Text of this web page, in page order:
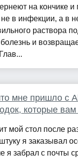
на кончике и
в инфекции, а в
раствора
и
мне пришло с
которые вам
мой стол после
я заказывал
я забрал с почты